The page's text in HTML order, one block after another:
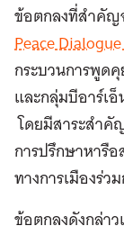
ข้อตกลงที่สำคั
Peace
กระบวนการพูด
และกลุ่มบีอาร์เ
โดยมีสาระสำคั
การปรึกษาหารื
ทางการเมืองร่ว
ข้อตกลงดังกล่าว